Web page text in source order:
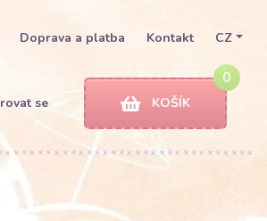
Doprava a platba Kontakt CZ
se
0
KOŠÍK